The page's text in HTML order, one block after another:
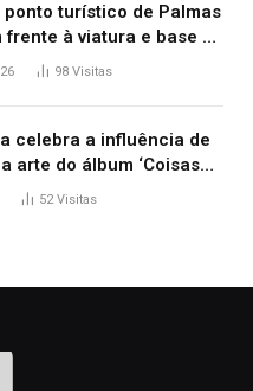
ponto turístico de Palmas
à viatura e base de
investiga
98 Visitas
celebra a influência de
arte do álbum ‘Coisas
52Visitas